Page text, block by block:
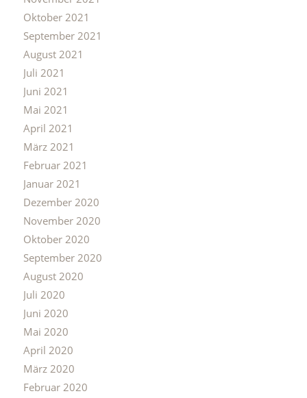
Oktober 2021
September 2021
August 2021
Juli 2021
Juni 2021
Mai 2021
April 2021
März 2021
Februar 2021
Januar 2021
Dezember 2020
November 2020
Oktober 2020
September 2020
August 2020
Juli 2020
Juni 2020
Mai 2020
April 2020
März 2020
Februar 2020